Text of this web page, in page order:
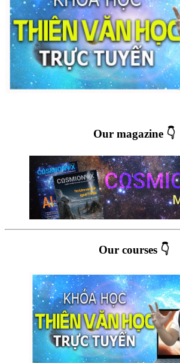
Our magazine 👇
Our courses 👇